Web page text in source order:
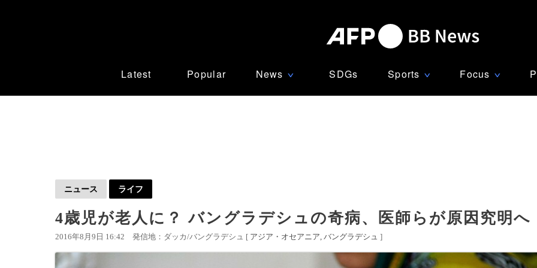
Latest Popular News ∨ SDGs Sports ∨ Focus ∨
ニュース ライフ
4歳児が老人に？ バングラデシュの奇病、医師らが原因究明へ
2016年8月9日 16:42 発信地：ダッカ/バングラデシュ [ アジア・オセアニア バングラデシュ ]